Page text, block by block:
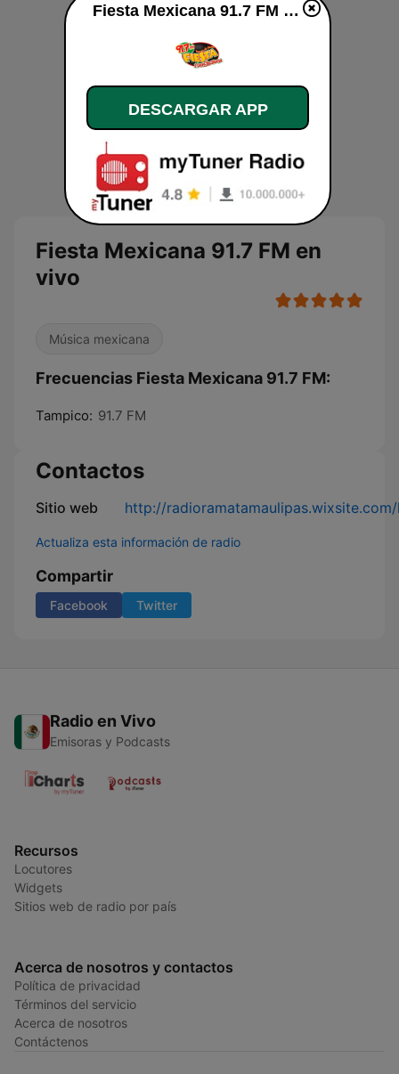
Fiesta Mexicana 91.7 FM en
vivo
Música mexicana
Frecuencias Fiesta Mexicana 91.7 FM:
Tampico: 91.7 FM
Contactos
Sitio web http://
Actualiza esta información de radio
Compartir
Facebook Twitter
Radio en Vivo
Emisoras y Podcasts
Recursos
Locutores
Widgets
Sitios web de radio por país
Acerca de nosotros y contactos
Política de privacidad
Términos del servicio
Acerca de nosotros
Contáctenos
Fiesta Mexicana 91.7 FM en vivo
DESCARGAR APP